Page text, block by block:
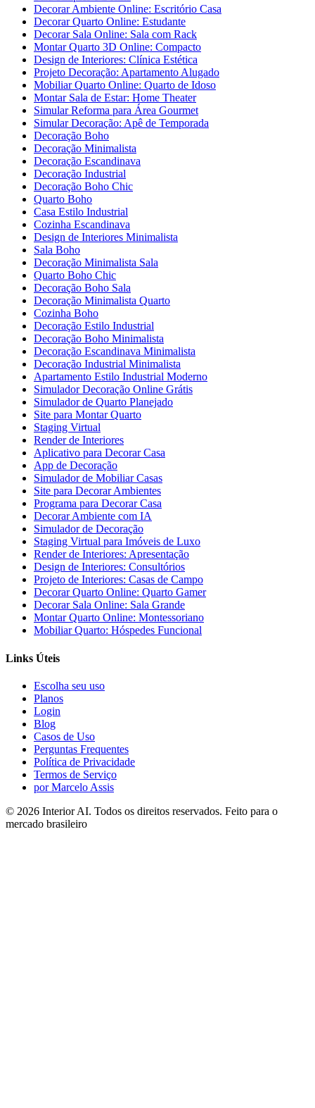
Decorar Ambiente Online: Escritório Casa
Decorar Quarto Online: Estudante
Decorar Sala Online: Sala com Rack
Montar Quarto 3D Online: Compacto
Design de Interiores: Clínica Estética
Projeto Decoração: Apartamento Alugado
Mobiliar Quarto Online: Quarto de Idoso
Montar Sala de Estar: Home Theater
Simular Reforma para Área Gourmet
Simular Decoração: Apê de Temporada
Decoração Boho
Decoração Minimalista
Decoração Escandinava
Decoração Industrial
Decoração Boho Chic
Quarto Boho
Casa Estilo Industrial
Cozinha Escandinava
Design de Interiores Minimalista
Sala Boho
Decoração Minimalista Sala
Quarto Boho Chic
Decoração Boho Sala
Decoração Minimalista Quarto
Cozinha Boho
Decoração Estilo Industrial
Decoração Boho Minimalista
Decoração Escandinava Minimalista
Decoração Industrial Minimalista
Apartamento Estilo Industrial Moderno
Simulador Decoração Online Grátis
Simulador de Quarto Planejado
Site para Montar Quarto
Staging Virtual
Render de Interiores
Aplicativo para Decorar Casa
App de Decoração
Simulador de Mobiliar Casas
Site para Decorar Ambientes
Programa para Decorar Casa
Decorar Ambiente com IA
Simulador de Decoração
Staging Virtual para Imóveis de Luxo
Render de Interiores: Apresentação
Design de Interiores: Consultórios
Projeto de Interiores: Casas de Campo
Decorar Quarto Online: Quarto Gamer
Decorar Sala Online: Sala Grande
Montar Quarto Online: Montessoriano
Mobiliar Quarto: Hóspedes Funcional
Links Úteis
Escolha seu uso
Planos
Login
Blog
Casos de Uso
Perguntas Frequentes
Política de Privacidade
Termos de Serviço
por Marcelo Assis
© 2026 Interior AI. Todos os direitos reservados. Feito para o
mercado brasileiro